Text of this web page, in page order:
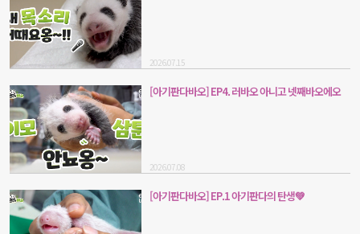
2026.07.15
[아기판다바오] EP4. 러바오 아니고 넷째바오에오
2026.07.08
[아기판다바오] EP.1 아기판다의 탄생💚